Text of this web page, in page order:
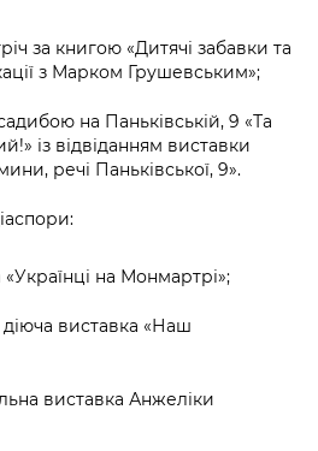
за книгою «Дитячі забавки та
з Марком Грушевським»;
на Паньківській, 9 «Та
із відвіданням виставки
речі Паньківської, 9».
на Монмартрі»;
діюча виставка «Наш
виставка Анжеліки